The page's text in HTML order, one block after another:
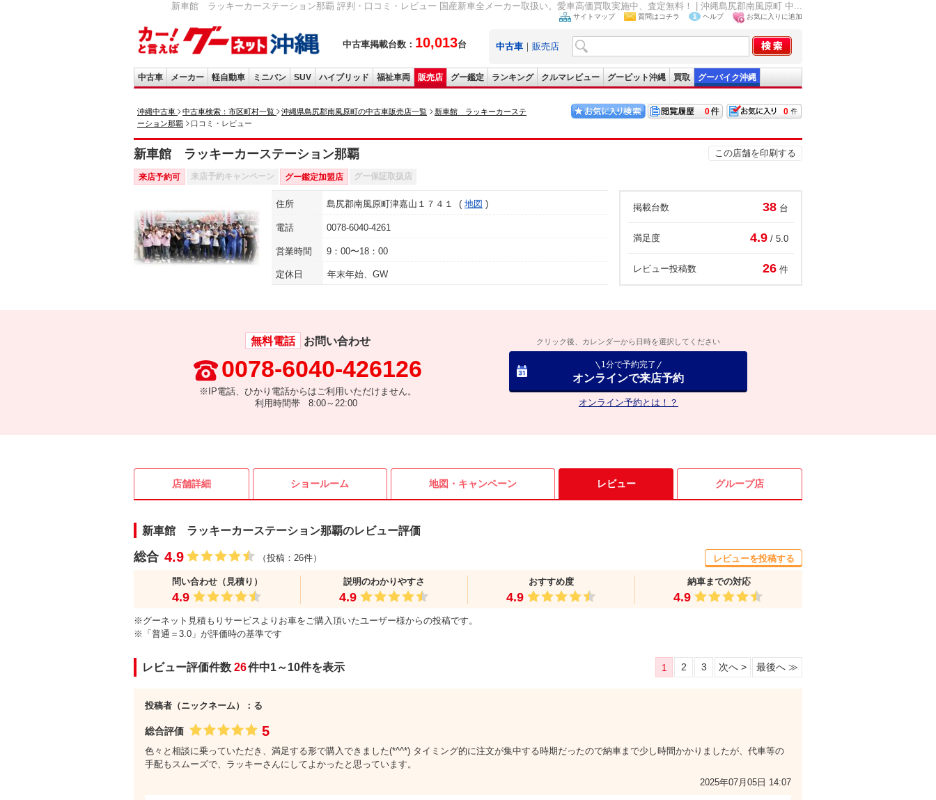
新車館 ラッキーカーステーション那覇 評判・口コミ・レビュー 国産新車全メーカー取扱い。愛車高価買取実施中、査定無料！ | 沖縄島尻郡南風原町 中...
中古車掲載台数： 10,013台
サイトマップ 質問はコチラ ヘルプ お気に入りに追加
中古車 ｜ 販売店
中古車 メーカー 軽自動車 ミニバン SUV ハイブリッド 福祉車両 販売店 グー鑑定 ランキング クルマレビュー グーピット沖縄 買取 グーバイク沖縄
沖縄中古車 中古車検索：市区町村一覧 沖縄県島尻郡南風原町の中古車販売店一覧
新車館 ラッキーカーステ
ーション那覇
口コミ・レビュー
0
0
新車館 ラッキーカーステーション那覇 この店舗を印刷する
来店予約可 来店予約キャンペーン グー鑑定加盟店 グー保証取扱店
住所 島尻郡南風原町津嘉山１７４１ 地図
電話 0078-6040-4261
営業時間 9：00〜18：00
定休日 年末年始、GW
掲載台数 38 台
満足度 4.9 / 5.0
レビュー投稿数 26 件
無料電話 お問い合わせ
0078-6040-426126
※IP電話、ひかり電話からはご利用いただけません。
利用時間帯 8:00～22:00
クリック後、カレンダーから日時を選択してください
1分で予約完了
オンラインで来店予約
オンライン予約とは！？
店舗詳細 ショールーム 地図・ キャンペーン レビュー グループ店
新車館 ラッキーカーステーション那覇のレビュー評価
総合 4.9 （投稿：26件）
問い合わせ（見積り）
4.9
説明のわかりやすさ
4.9
おすすめ度
4.9
納車までの対応
4.9
※グーネット見積もりサービスよりお車をご購入頂いたユーザー様からの投稿です。
※「普通＝3.0」が評価時の基準です
レビューを投稿する
レビュー評価件数 26件中1～10件を表示 1 2 3 次へ > 最後へ ≫
投稿者（ニックネーム）：る
総合評価 5
色々と相談に乗っていただき、満足する形で購入できました(*^^*) タイミング的に注文が集中する時期だったので納車まで少し時間かかりましたが、代車等の
手配もスムーズで、ラッキーさんにしてよかったと思っています。
2025年07月05日 14:07